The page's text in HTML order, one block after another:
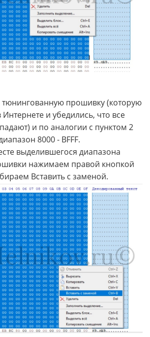
прошивку (которую
и убедились, что все
и по аналогии с пунктом 2
8000 - BFFF.
выделившегося диапазона
нажимаем правой кнопкой
Вставить с заменой.